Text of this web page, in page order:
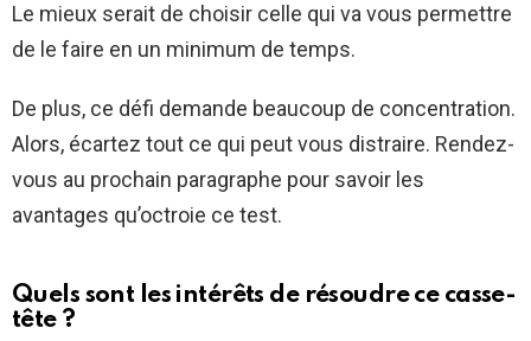
Le mieux serait de choisir celle qui va vous permettre
de le faire en un minimum de temps.
De plus, ce défi demande beaucoup de concentration.
Alors, écartez tout ce qui peut vous distraire. Rendez-
vous au prochain paragraphe pour savoir les
avantages qu’octroie ce test.
Quels sont les intérêts de résoudre ce casse-
tête ?